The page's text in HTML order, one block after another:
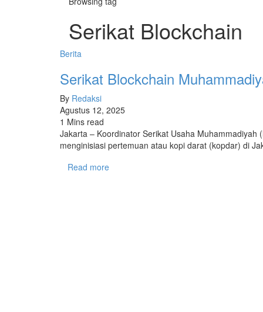
Serikat Blockchain
Berita
Serikat Blockchain
By Redaksi
Agustus 12, 2025
1 Mins read
Jakarta – Koordinator Serikat Usaha Muhammadiyah
menginisiasi pertemuan atau kopi darat (kopdar) di
Read more